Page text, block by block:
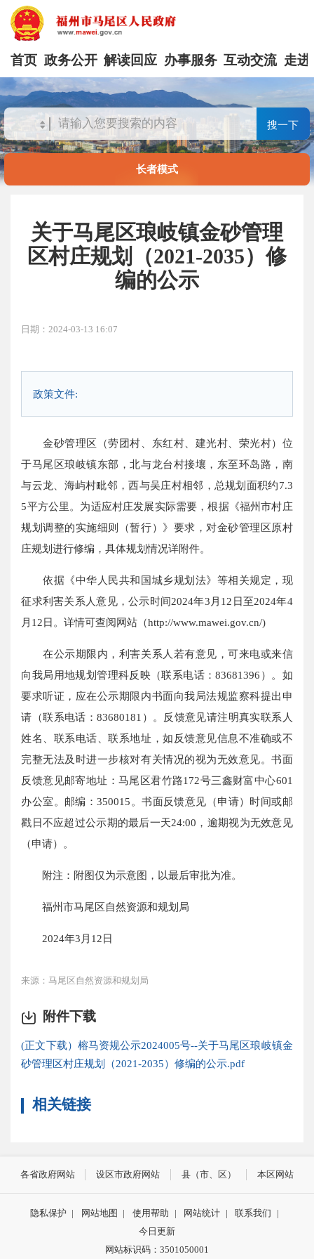
首页 政务公开 解读回应 办事服务 互动交流 走进
搜一下
长者模式
关于马尾区琅岐镇金砂管理
区村庄规划（2021-2035）修
编的公示
日期：2024-03-13 16:07
政策文件:
金砂管理区（劳团村、东红村、建光村、荣光村）位
于马尾区琅岐镇东部，北与龙台村接壤，东至环岛路，南
与云龙、海屿村毗邻，西与吴庄村相邻，总规划面积约7.3
5平方公里。为适应村庄发展实际需要，根据《福州市村庄
规划调整的实施细则（暂行）》要求，对金砂管理区原村
庄规划进行修编，具体规划情况详附件。
依据《中华人民共和国城乡规划法》等相关规定，现
征求利害关系人意见，公示时间2024年3月12日至2024年4
月12日。详情可查阅网站（http://www.mawei.gov.cn/)
在公示期限内，利害关系人若有意见，可来电或来信
向我局用地规划管理科反映（联系电话：83681396）。如
要求听证，应在公示期限内书面向我局法规监察科提出申
请（联系电话：83680181）。反馈意见请注明真实联系人
姓名、联系电话、联系地址，如反馈意见信息不准确或不
完整无法及时进一步核对有关情况的视为无效意见。书面
反馈意见邮寄地址：马尾区君竹路172号三鑫财富中心601
办公室。邮编：350015。书面反馈意见（申请）时间或邮
戳日不应超过公示期的最后一天24:00，逾期视为无效意见
（申请）。
附注：附图仅为示意图，以最后审批为准。
福州市马尾区自然资源和规划局
2024年3月12日
来源：马尾区自然资源和规划局
附件下载
(正文下载）榕马资规公示2024005号--关于马尾区琅岐镇金
砂管理区村庄规划（2021-2035）修编的公示.pdf
相关链接
各省政府网站 设区市政府网站 县（市、区） 本区网站
隐私保护 | 网站地图 | 使用帮助 | 网站统计 | 联系我们
|
今日更新
网站标识码：3501050001